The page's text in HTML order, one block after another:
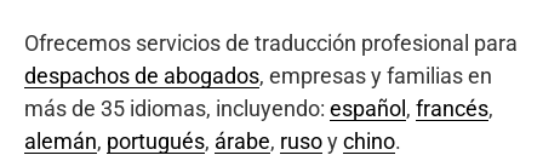
Ofrecemos servicios de traducción profesional para
despachos de abogados, empresas y familias en
más de 35 idiomas, incluyendo: español , francés,
alemán, portugués, árabe, rusoychino.